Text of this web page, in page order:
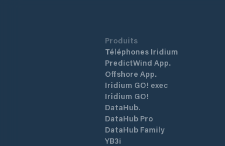
Produits
Téléphones Iridium
PredictWind App.
Offshore App.
Iridium GO! exec
Iridium GO!
DataHub.
DataHub Pro
DataHub Family
YB3i